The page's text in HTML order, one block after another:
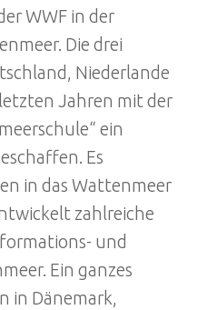
WWF in der
Die drei
Niederlande
Jahren mit der
ein
Es
in das Wattenmeer
zahlreiche
und
Ein ganzes
in Dänemark,